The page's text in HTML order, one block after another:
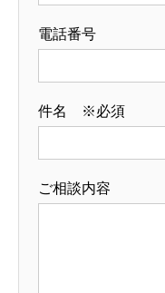
電話番号
件名 ※必須
ご相談内容